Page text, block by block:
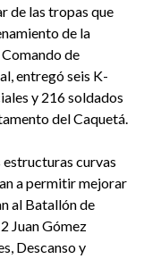
de las tropas que
de la
de
entregó seis K-
y 216 soldados
del Caquetá.
curvas
a permitir mejorar
al Batallón de
Juan Gómez
Descanso y